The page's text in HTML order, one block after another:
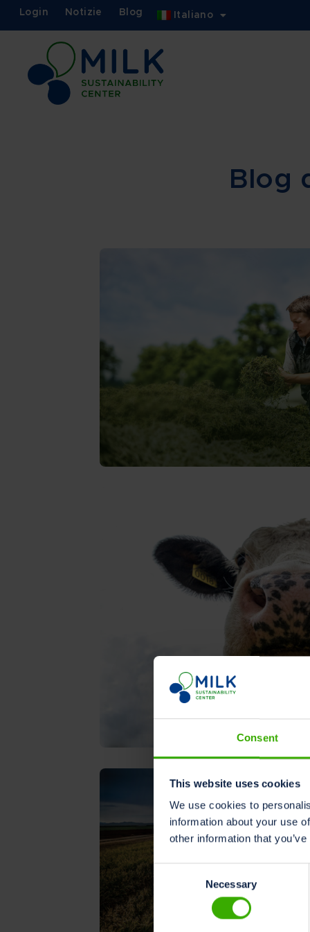
Consent
This website uses cookies
We use cookies to
information about your use
other information that
Necessary
Login Notizie Blog Italiano
Blog